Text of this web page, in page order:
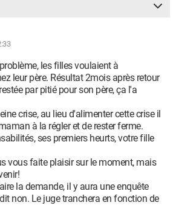
les filles voulaient à
leur père. Résultat 2mois après retour
par pitié pour son père, ça l'a
crise, au lieu d'alimenter cette crise il
à la régler et de rester ferme.
ses premiers heurts, votre fille
vous faite plaisir sur le moment, mais
la demande, il y aura une enquête
non. Le juge tranchera en fonction de